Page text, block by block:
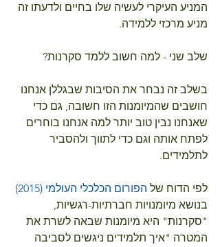
המניע העיקרי לעשיה שלו בחיים ולדעתו זה
מניע מרכזי ללמידה.
שלב שני - למה חשוב ללמד סקרנות?
בשלב זה נבחר את הסיבות שבגללן אנחנו
חושבים שהמיומנות הזו חשובה, גם כדי
שאנחנו נבין טוב יותר למה אנחנו בוחרים
לפתח אותה וגם כדי לתווך ולהסביר
לתלמידים.
לפי הדוח של הפורום הכלכלי העולמי (2015)
בנושא מיומנויות חברתיות-רגשיות,
"סקרנות" היא מיומנות שבאה לשרת את
המטרה "איך תלמידים ניגשים לסביבה